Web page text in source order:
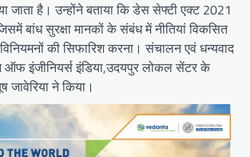
है। उन्होंने बताया कि डेस सेफ्टी एक्ट 2021
बांध सुरक्षा मानकों के संबंध में नीतियां विकसित
की सिफारिश करना। संचालन एवं धन्यवाद
ऑफ इंजीनियर्स इंडिया,उदयपुर लोकल सेंटर के
जावेरिया ने किया।